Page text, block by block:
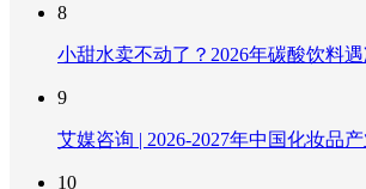
8
小甜水卖不动了？2026年碳酸饮料
9
艾媒咨询 | 2026-2027年中国化妆品
10